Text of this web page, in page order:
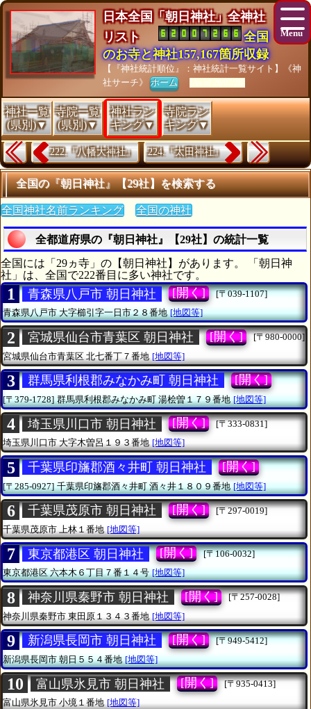
日本全国「朝日神社」全神社
リスト
全国
のお寺と神社157,167箇所収録
【『神社統計順位』：神社統計一覧サイト】《神
社サーチ》ホーム [As of 26/07/28]
神社一覧
(県別)▼
寺院一覧
(県別)▼
神社ラン
キング▼
寺院ラン
キング▼
222.『八幡大神社』 224.『太田神社』
全国の『朝日神社』【29社】を検索する
全国神社名前ランキング 全国の神社
全都道府県の『朝日神社』【29社】の統計一覧
全国には「29ヵ寺」の【朝日神社】があります。 「朝日神
社」は、全国で222番目に多い神社です。
1 青森県八戸市 朝日神社 [開く]
[〒039-1107]
青森県八戸市大字櫛引字一日市２８番地 [地図等]
2 宮城県仙台市青葉区 朝日神社 [開く]
[〒980-0000]
宮城県仙台市青葉区 北七番丁７番地 [地図等]
3 群馬県利根郡みなかみ町 朝日神社 [開く]
[〒379-1728] 群馬県利根郡みなかみ町湯桧曽１７９番地 [地図等]
4 埼玉県川口市 朝日神社 [開く]
[〒333-0831]
埼玉県川口市大字木曽呂１９３番地 [地図等]
5 千葉県印旛郡酒々井町 朝日神社 [開く]
[〒285-0927] 千葉県印旛郡酒々井町酒々井１８０９番地 [地図等]
6 千葉県茂原市 朝日神社 [開く]
[〒297-0019]
千葉県茂原市 上林１番地 [地図等]
7 東京都港区 朝日神社 [開く]
[〒106-0032]
東京都港区六本木６丁目７番１４号 [地図等]
8 神奈川県秦野市 朝日神社 [開く]
[〒257-0028]
神奈川県秦野市 東田原１３４３番地 [地図等]
9 新潟県長岡市 朝日神社 [開く]
[〒949-5412]
新潟県長岡市朝日５５４番地 [地図等]
10 富山県氷見市 朝日神社 [開く]
[〒935-0413]
富山県氷見市小境１番地 [地図等]